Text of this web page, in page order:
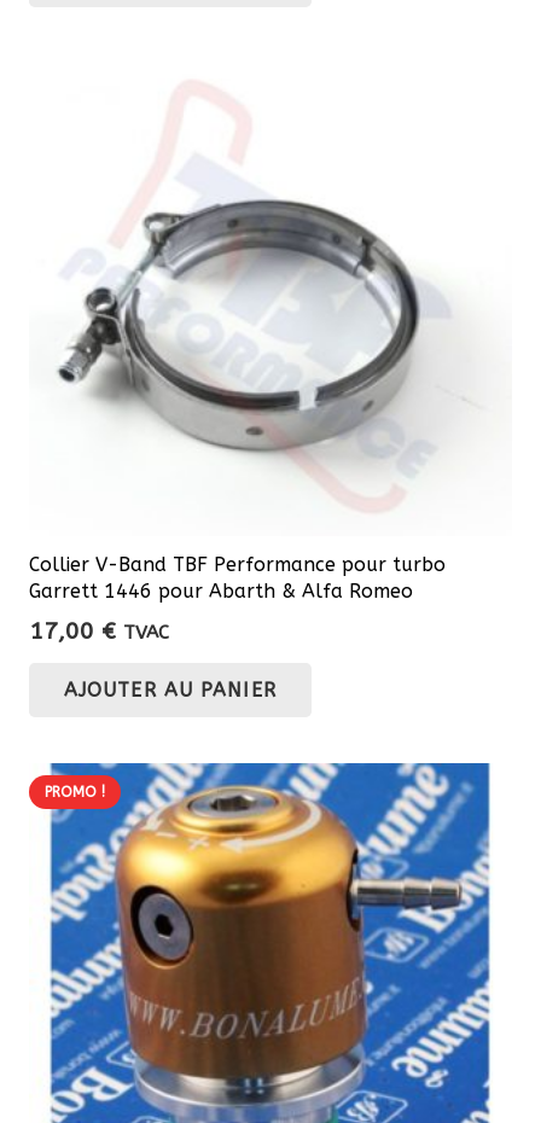
Collier V-Band TBF Performance pour turbo
Garrett 1446 pour Abarth & Alfa Romeo
17,00 € TVAC
AJOUTER AU PANIER
PROMO !